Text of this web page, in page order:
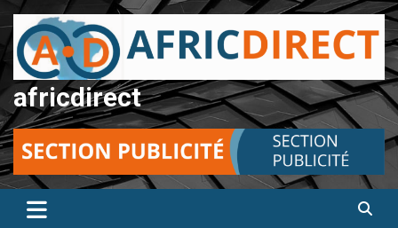
Aller
au
contenu
africdirect